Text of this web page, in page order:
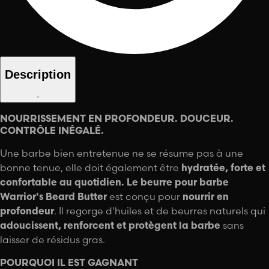
Description
-
NOURRISSEMENT EN PROFONDEUR. DOUCEUR.
CONTRÔLE INÉGALÉ.
Une barbe bien entretenue ne se résume pas à une
bonne tenue, elle doit également être hydratée, forte et
confortable au quotidien. Le beurre pour barbe
Warrior's Beard Butter est conçu pour nourrir en
profondeur. Il regorge d'huiles et de beurres naturels qui
adoucissent, renforcent et protègent la barbe sans
laisser de résidus gras.
POURQUOI IL EST GAGNANT